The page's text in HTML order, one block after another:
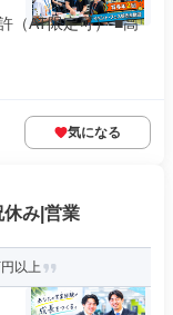
（AT限定可） ■高
気になる
み|営業
以上